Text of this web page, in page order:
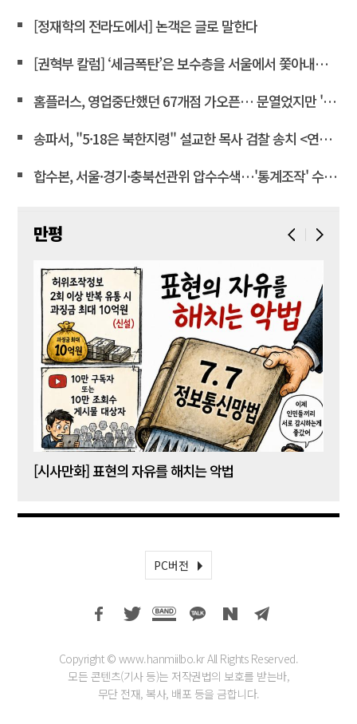
[정재학의 전라도에서] 논객은 글로 말한다
[권혁부 칼럼] ‘세금폭탄’은 보수층을 서울에서 쫓아내려는 계획
홈플러스, 영업중단했던 67개점 가오픈… 문열었지만 '텅빈 매대'
송파서, "5·18은 북한지령" 설교한 목사 검찰 송치 <연합뉴스>
합수본, 서울·경기·충북선관위 압수수색…'통계조작' 수사확대
만평
[시사만화] 표현의 자유를 해치는 악법
PC버전
Copyright © www.hanmiilbo.kr All Rights Reserved.
모든 콘텐츠(기사 등)는 저작권법의 보호를 받는바,
무단 전재, 복사, 배포 등을 금합니다.